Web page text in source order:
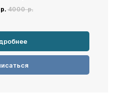
р. 4000 р.